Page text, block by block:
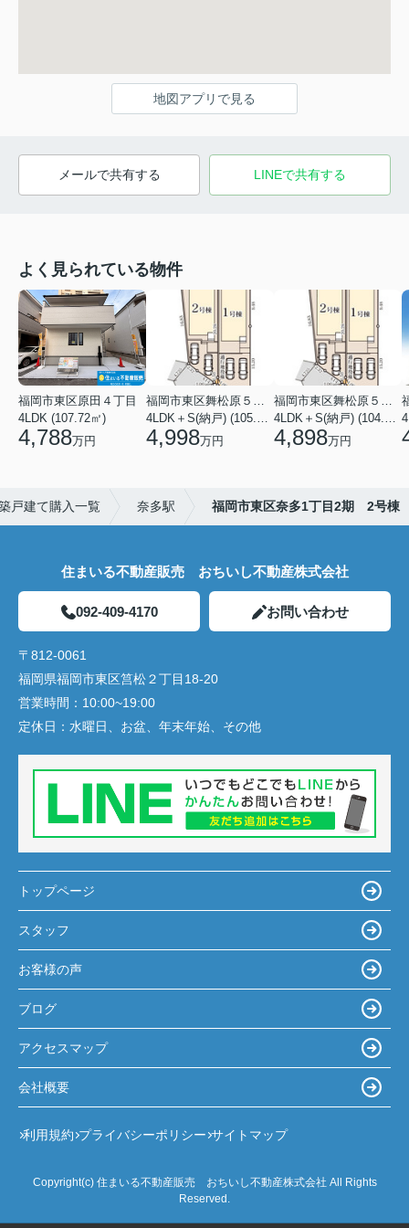
地図アプリで見る
メールで共有する LINEで共有する
よく見られている物件
福岡市東区原田４丁目
4LDK (107.72㎡)
4,788万円
福岡市東区舞松原５丁目
4LDK＋S(納戸) (105.70㎡)
4,998万円
福岡市東区舞松原５丁目
4LDK＋S(納戸) (104.08㎡)
4,898万円
戸建て購入一覧 奈多駅 福岡市東区奈多1丁目2期 2号棟
住まいる不動産販売 おちいし不動産株式会社
092-409-4170 お問い合わせ
〒812-0061
福岡県福岡市東区筥松２丁目18-20
営業時間： 10:00~19:00
定休日： 水曜日、お盆、年末年始、その他
トップページ
スタッフ
お客様の声
ブログ
アクセスマップ
会社概要
利用規約 プライバシーポリシー サイトマップ
Copyright(c) 住まいる不動産販売 おちいし不動産株式会社 All Rights
Reserved.